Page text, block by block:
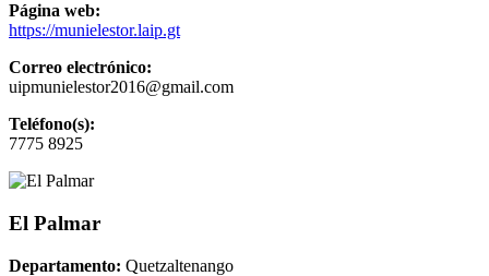
Página web:
https://munielestor.laip.gt
Correo electrónico:
uipmunielestor2016@gmail.com
Teléfono(s):
7775 8925
El Palmar
Departamento: Quetzaltenango